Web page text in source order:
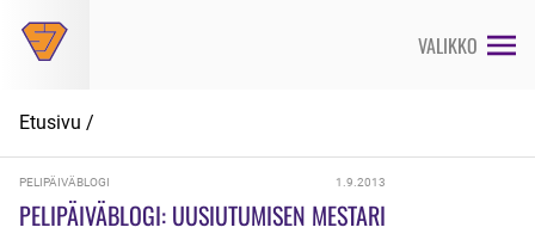
suoraan
VALIKKO
Etusivu /
PELIPÄIVÄBLOGI 1.9.2013
PELIPÄIVÄBLOGI: UUSIUTUMISEN MESTARI